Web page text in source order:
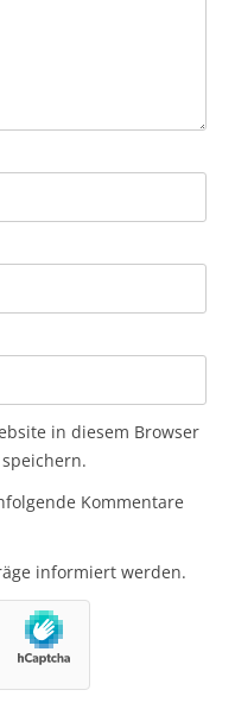
in diesem Browser
Kommentare
informiert werden.